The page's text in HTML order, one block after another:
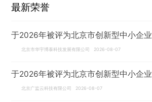
最新荣誉
于2026年被评为北京市创新型中小企业
北京市华宇博泰科技发展有限公司 2026-08-07
于2026年被评为北京市创新型中小企业
北京广监云科技有限公司 2026-08-07